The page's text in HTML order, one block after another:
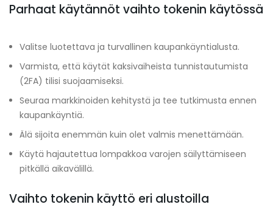
Parhaat käytännöt vaihto tokenin käytössä
Valitse luotettava ja turvallinen kaupankäyntialusta.
Varmista, että käytät kaksivaiheista tunnistautumista
(2FA) tilisi suojaamiseksi.
Seuraa markkinoiden kehitystä ja tee tutkimusta ennen
kaupankäyntiä.
Älä sijoita enemmän kuin olet valmis menettämään.
Käytä hajautettua lompakkoa varojen säilyttämiseen
pitkällä aikavälillä.
Vaihto tokenin käyttö eri alustoilla